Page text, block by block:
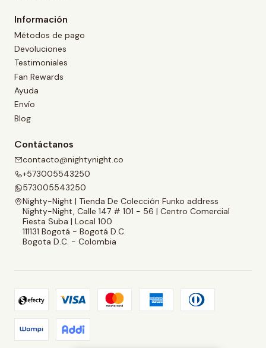
Información
Métodos de pago
Devoluciones
Testimoniales
Fan Rewards
Ayuda
Envío
Blog
Contáctanos
contacto@nightynight.co
+573005543250
573005543250
Nighty-Night | Tienda De Colección Funko address
Nighty-Night, Calle 147 # 101 - 56 | Centro Comercial
Fiesta Suba | Local 100
111131 Bogotá - Bogotá D.C.
Bogota D.C. - Colombia